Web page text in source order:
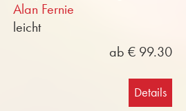
Alan Fernie
leicht
ab € 99.30
Details